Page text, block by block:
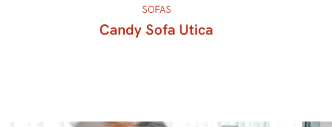
SOFAS
Candy Sofa Utica